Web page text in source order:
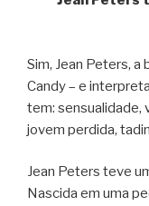
Sim, Jean Peters,
Candy – e
tem: sensualidade,
jovem perdida,
Jean Peters teve
Nascida em uma